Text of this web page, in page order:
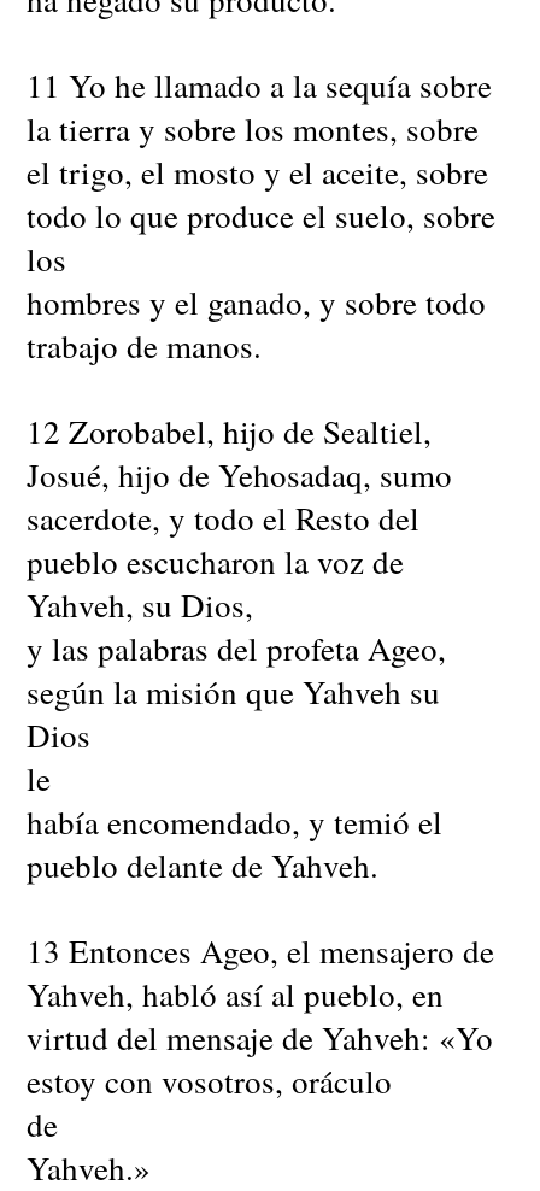
11 Yo he llamado a la sequía sobre
la tierra y sobre los montes, sobre
el trigo, el mosto y el aceite, sobre
todo lo que produce el suelo, sobre
los
hombres y el ganado, y sobre todo
trabajo de manos.
12 Zorobabel, hijo de Sealtiel,
Josué, hijo de Yehosadaq, sumo
sacerdote, y todo el Resto del
pueblo escucharon la voz de
Yahveh, su Dios,
y las palabras del profeta Ageo,
según la misión que Yahveh su
Dios
le
había encomendado, y temió el
pueblo delante de Yahveh.
13 Entonces Ageo, el mensajero de
Yahveh, habló así al pueblo, en
virtud del mensaje de Yahveh: «Yo
estoy con vosotros, oráculo
de
Yahveh.»